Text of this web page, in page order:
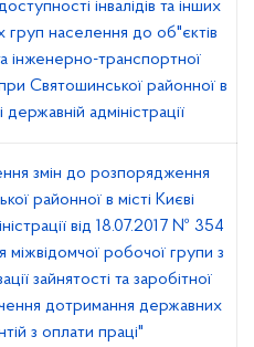
інвалідів та інших
груп населення до об"єктів
інженерно-транспортної
Святошинської районної в
державній адміністрації
змін до розпорядження
районної в місті Києві
від 18.07.2017 № 354
робочої групи з
зайнятості та заробітної
дотримання державних
з оплати праці"